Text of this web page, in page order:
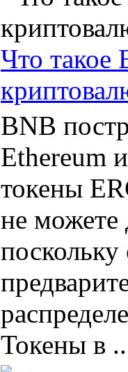
Что такое
BNB
Ethereum
токены
не можете
Токены в